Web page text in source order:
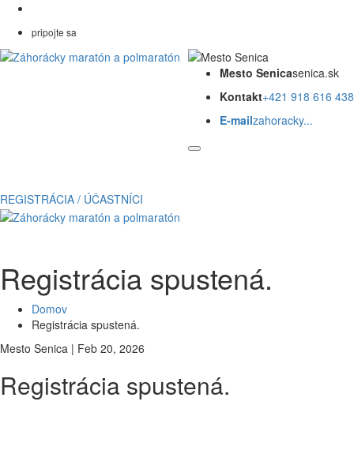
pripojte sa
Mesto Senicasenica.sk
Kontakt+421 918 616 438
E-mailzahoracky...
REGISTRÁCIA / ÚČASTNÍCI
Registrácia spustená.
Domov
Registrácia spustená.
Mesto Senica | Feb 20, 2026
Registrácia spustená.